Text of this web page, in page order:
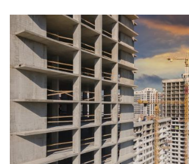
MAGAZYN
Wydanie 6 (308)
CZERWIEC 2026
Więcej w tym wydaniu
Zamów teraz!